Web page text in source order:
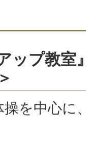
ップ教室
を中心に